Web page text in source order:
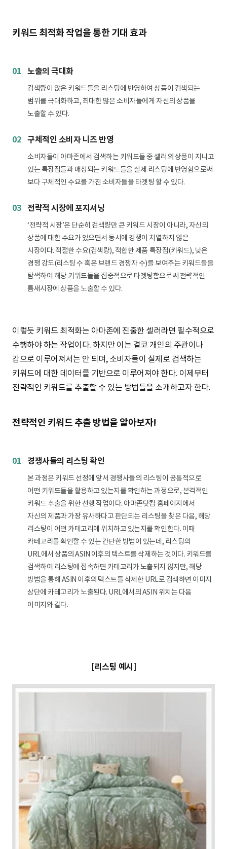
키워드 최적화 작업을 통한 기대 효과
01 노출의 극대화
검색량이 많은 키워드들을 리스팅에 반영하여 상품이 검색되는
범위를 극대화하고, 최대한 많은 소비자들에게 자신의 상품을
노출할 수 있다.
02 구체적인 소비자 니즈 반영
소비자들이 아마존에서 검색하는 키워드들 중 셀러의 상품이 지니고
있는 특장점들과 매칭되는 키워드들을 실제 리스팅에 반영함으로써
보다 구체적인 수요를 가진 소비자들을 타겟팅 할 수 있다.
03 전략적 시장에 포지셔닝
‘전략적 시장’은 단순히 검색량만 큰 키워드 시장이 아니라, 자신의
상품에 대한 수요가 있으면서 동시에 경쟁이 치열하지 않은
시장이다. 적절한 수요(검색량), 적합한 제품 특장점(키워드), 낮은
경쟁 강도(리스팅 수 혹은 브랜드 경쟁자 수)를 보여주는 키워드들을
탐색하여 해당 키워드들을 집중적으로 타겟팅함으로써 전략적인
틈새시장에 상품을 노출할 수 있다.
이렇듯 키워드 최적화는 아마존에 진출한 셀러라면 필수적으로
수행하야 하는 작업이다. 하지만 이는 결코 개인의 주관이나
감으로 이루어져서는 안 되며, 소비자들이 실제로 검색하는
키워드에 대한 데이터를 기반으로 이루어져야 한다. 이제부터
전략적인 키워드를 추출할 수 있는 방법들을 소개하고자 한다.
전략적인 키워드 추출 방법을 알아보자!
01 경쟁사들의 리스팅 확인
본 과정은 키워드 선정에 앞서 경쟁사들의 리스팅이 공통적으로
어떤 키워드들을 활용하고 있는지를 확인하는 과정으로, 본격적인
키워드 추출을 위한 선행 작업이다. 아마존닷컴 홈페이지에서
자신의 제품과 가장 유사하다고 판단되는 리스팅을 찾은 다음, 해당
리스팅이 어떤 카테고리에 위치하고 있는지를 확인한다. 이때
카테고리를 확인할 수 있는 간단한 방법이 있는데, 리스팅의
URL에서 상품의 ASIN 이후의 텍스트를 삭제하는 것이다. 키워드를
검색하여 리스팅에 접속하면 카테고리가 노출되지 않지만, 해당
방법을 통해 ASIN 이후의 텍스트를 삭제한 URL로 검색하면 이미지
상단에 카테고리가 노출된다. URL에서의 ASIN 위치는 다음
이미지와 같다.
[리스팅 예시]